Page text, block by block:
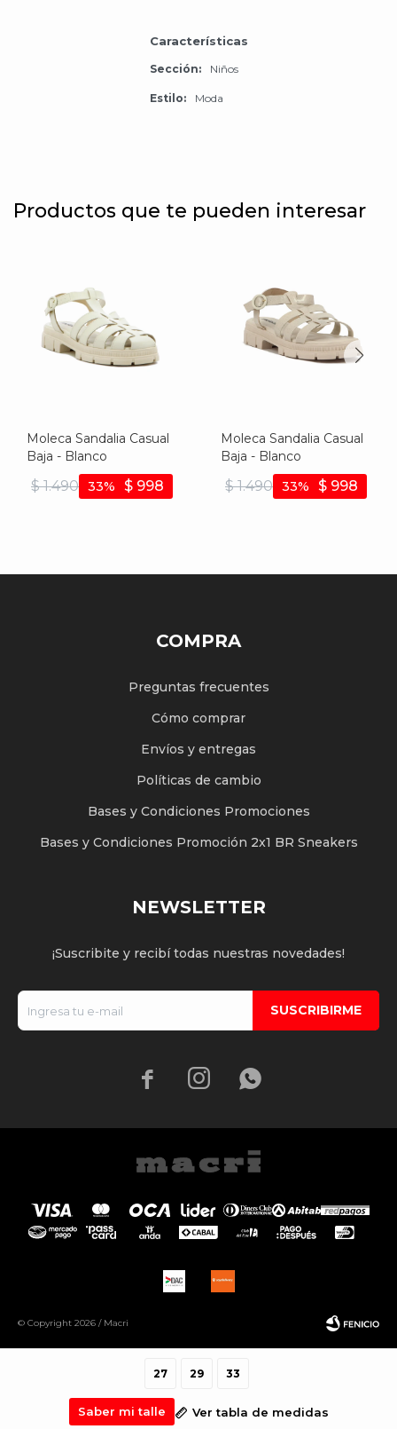
27 29 33
Saber mi talle Ver tabla de medidas
Características
Sección Niños
Estilo Moda
Productos que te pueden interesar
Moleca Sandalia Casual
Baja - Blanco
$ 1.490 $ 998
33
Moleca Sandalia Casual
Baja - Blanco
$ 1.490 $ 998
33
COMPRA
Preguntas frecuentes
Cómo comprar
Envíos y entregas
Políticas de cambio
Bases y Condiciones Promociones
Bases y Condiciones Promoción 2x1 BR Sneakers
NEWSLETTER
¡Suscribite y recibí todas nuestras novedades!
SUSCRIBIRME
  
© Copyright 2026 / Macri